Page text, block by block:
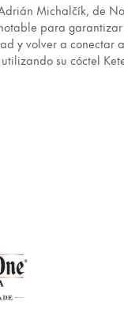
Michalčík, de
para
y volver a conectar
su cóctel